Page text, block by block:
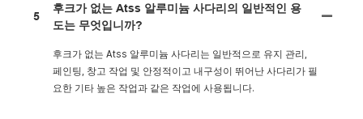
5
후크가 없는 Atss 알루미늄 사다리의 일반적인 용
도는 무엇입니까?
후크가 없는 Atss 알루미늄 사다리는 일반적으로 유지 관리,
페인팅, 창고 작업 및 안정적이고 내구성이 뛰어난 사다리가 필
요한 기타 높은 작업과 같은 작업에 사용됩니다.